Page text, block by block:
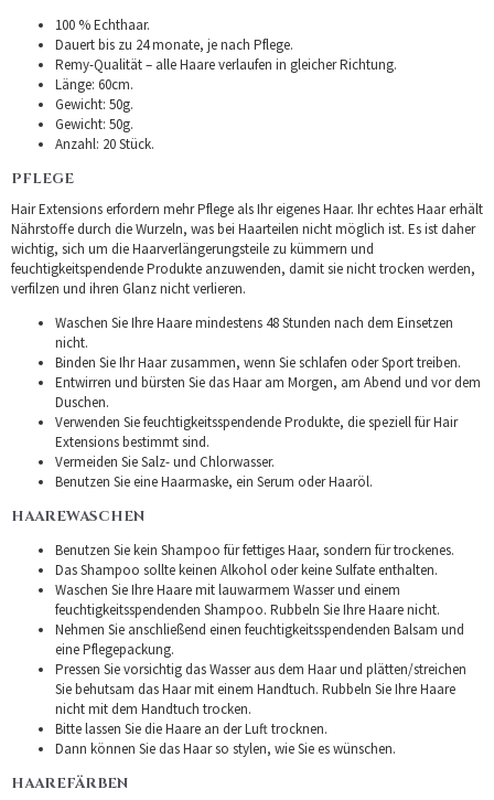
100 % Echthaar.
Dauert bis zu 24 monate, je nach Pflege.
Remy-Qualität – alle Haare verlaufen in gleicher Richtung.
Länge: 60cm.
Gewicht: 50g.
Gewicht: 50g.
Anzahl: 20 Stück.
PFLEGE
Hair Extensions erfordern mehr Pflege als Ihr eigenes Haar. Ihr echtes Haar erhält
Nährstoffe durch die Wurzeln, was bei Haarteilen nicht möglich ist. Es ist daher
wichtig, sich um die Haarverlängerungsteile zu kümmern und
feuchtigkeitspendende Produkte anzuwenden, damit sie nicht trocken werden,
verfilzen und ihren Glanz nicht verlieren.
Waschen Sie Ihre Haare mindestens 48 Stunden nach dem Einsetzen
nicht.
Binden Sie Ihr Haar zusammen, wenn Sie schlafen oder Sport treiben.
Entwirren und bürsten Sie das Haar am Morgen, am Abend und vor dem
Duschen.
Verwenden Sie feuchtigkeitsspendende Produkte, die speziell für Hair
Extensions bestimmt sind.
Vermeiden Sie Salz- und Chlorwasser.
Benutzen Sie eine Haarmaske, ein Serum oder Haaröl.
HAAREWASCHEN
Benutzen Sie kein Shampoo für fettiges Haar, sondern für trockenes.
Das Shampoo sollte keinen Alkohol oder keine Sulfate enthalten.
Waschen Sie Ihre Haare mit lauwarmem Wasser und einem
feuchtigkeitsspendenden Shampoo. Rubbeln Sie Ihre Haare nicht.
Nehmen Sie anschließend einen feuchtigkeitsspendenden Balsam und
eine Pflegepackung.
Pressen Sie vorsichtig das Wasser aus dem Haar und plätten/streichen
Sie behutsam das Haar mit einem Handtuch. Rubbeln Sie Ihre Haare
nicht mit dem Handtuch trocken.
Bitte lassen Sie die Haare an der Luft trocknen.
Dann können Sie das Haar so stylen, wie Sie es wünschen.
HAAREFÄRBEN